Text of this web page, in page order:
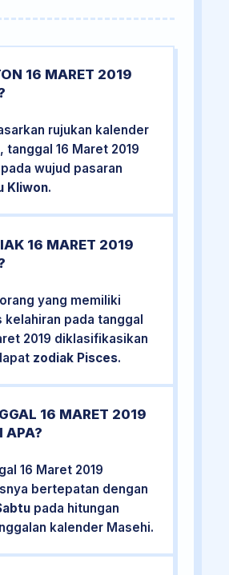
16 MARET 2019
rujukan kalender
tanggal 16 Maret 2019
wujud pasaran
Kliwon.
16 MARET 2019
yang memiliki
kelahiran pada tanggal
2019 diklasifikasikan
zodiak Pisces.
16 MARET 2019
APA?
16 Maret 2019
bertepatan dengan
pada hitungan
kalender Masehi.